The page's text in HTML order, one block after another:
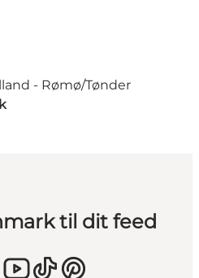
- Rømø/Tønder
til dit feed